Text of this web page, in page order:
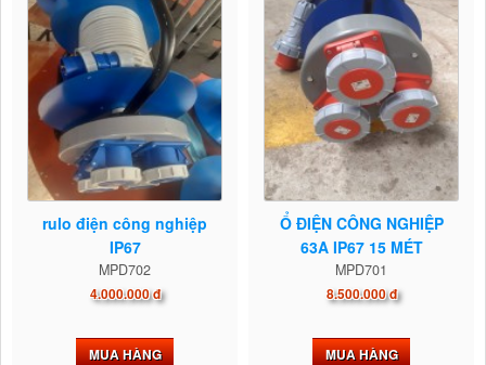
rulo điện công nghiệp
IP67
MPD702
4.000.000 đ
MUA HÀNG
Ổ ĐIỆN CÔNG NGHIỆP
63A IP67 15 MÉT
MPD701
8.500.000 đ
MUA HÀNG